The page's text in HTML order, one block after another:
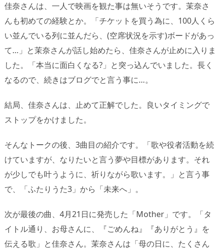
佳奈さんは、一人で映画を観た事は無いそうです。茉奈さ
んも初めての経験とか。「チケットを買う為に、100人くら
い並んでいる列に並んだら、(空席状況を示す)ボードがあっ
て…」と茉奈さんが話し始めたら、佳奈さんが止めに入りま
した。「本当に面白くなる?」と突っ込んでいました。長く
なるので、続きはブログでと言う事に…。
結局、佳奈さんは、止めて正解でした。良いタイミングで
ストップをかけました。
そんなトークの後、3曲目の紹介です。「歌や役者活動を続
けていますが、なりたいと言う夢や目標があります。それ
が少しでも叶うように、祈りながら歌います。」と言う事
で、「ふたりうた3」から「未来へ」。
次が最後の曲、4月21日に発売した「Mother」です。「タ
イトル通り、お母さんに、『ごめんね』『ありがとう』を
伝える歌」と佳奈さん。茉奈さんは「母の日に、たくさん